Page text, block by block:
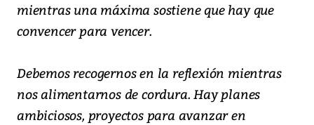
mientras una máxima sostiene que hay que
convencer para vencer.
Debemos recogernos en la reflexión mientras
nos alimentarnos de cordura. Hay planes
ambiciosos, proyectos para avanzar en